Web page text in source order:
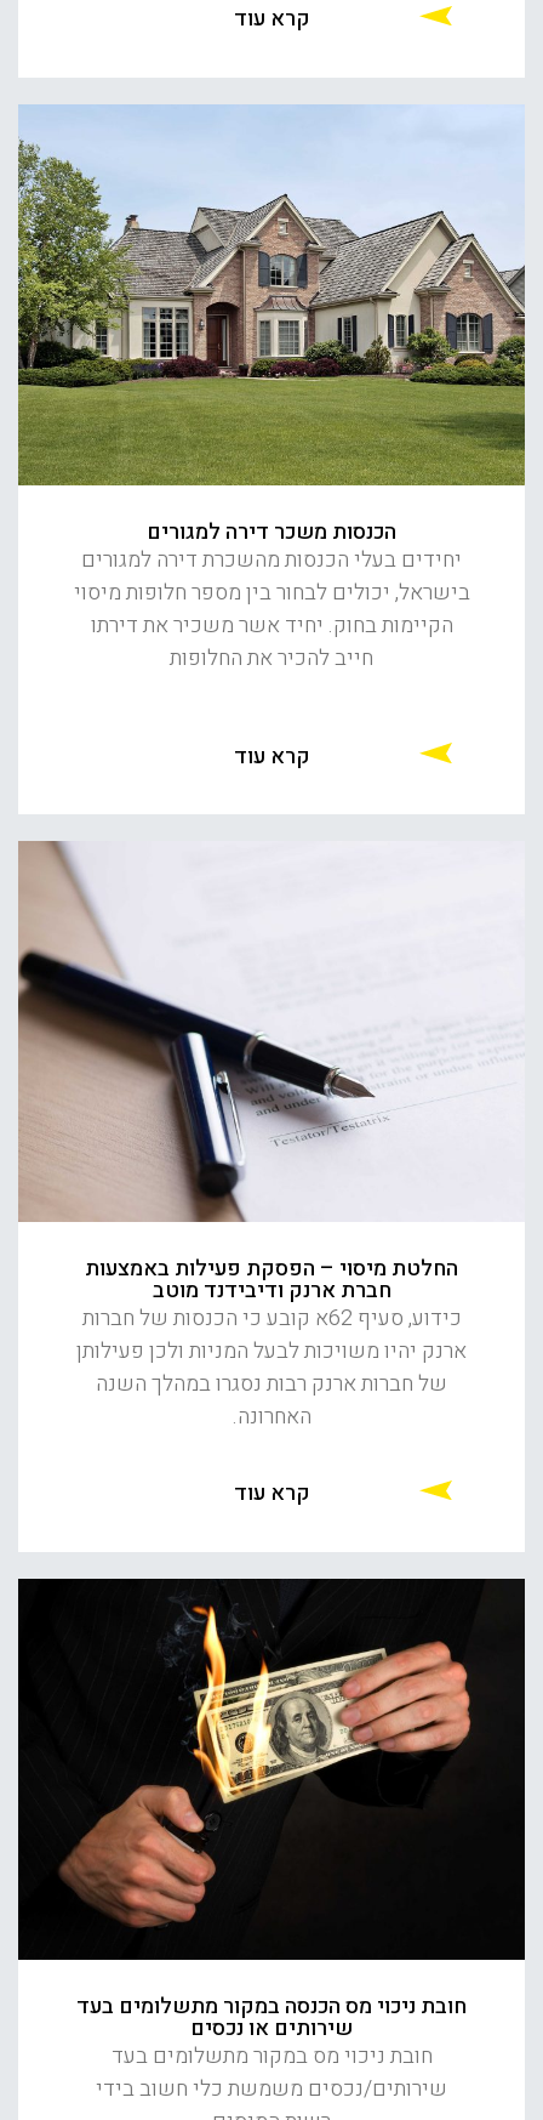
קרא עוד
הכנסות משכר דירה למגורים
יחידים בעלי הכנסות מהשכרת דירה למגורים
בישראל, יכולים לבחור בין מספר חלופות מיסוי
הקיימות בחוק. יחיד אשר משכיר את דירתו
חייב להכיר את החלופות
קרא עוד
החלטת מיסוי – הפסקת פעילות באמצעות
חברת ארנק ודיבידנד מוטב
כידוע, סעיף 62א קובע כי הכנסות של חברות
ארנק יהיו משויכות לבעל המניות ולכן פעילותן
של חברות ארנק רבות נסגרו במהלך השנה
האחרונה.
קרא עוד
חובת ניכוי מס הכנסה במקור מתשלומים בעד
שירותים או נכסים
חובת ניכוי מס במקור מתשלומים בעד
שירותים/נכסים משמשת כלי חשוב בידי